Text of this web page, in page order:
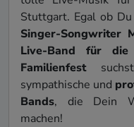
Stuttgart. Egal ob
Singer-Songwriter
Live-Band für die
Familien­fest
sympathische und
Bands, die Dein
machen!